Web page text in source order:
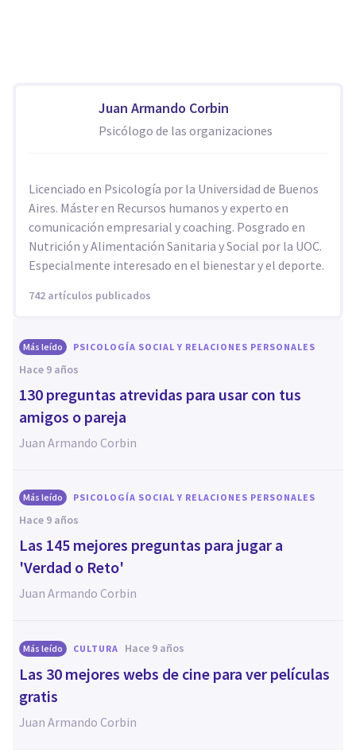
Juan Armando Corbin
Psicólogo de las organizaciones
Licenciado en Psicología por la Universidad de Buenos
Aires. Máster en Recursos humanos y experto en
comunicación empresarial y coaching. Posgrado en
Nutrición y Alimentación Sanitaria y Social por la UOC.
Especialmente interesado en el bienestar y el deporte.
742 artículos publicados
Más leído PSICOLOGÍA SOCIAL Y RELACIONES PERSONALES
hace 9 años
130 preguntas atrevidas para usar con tus
amigos o pareja
Juan Armando Corbin
Más leído PSICOLOGÍA SOCIAL Y RELACIONES PERSONALES
hace 9 años
Las 145 mejores preguntas para jugar a
'Verdad o Reto'
Juan Armando Corbin
Más leído CULTURA hace 9 años
Las 30 mejores webs de cine para ver películas
gratis
Juan Armando Corbin